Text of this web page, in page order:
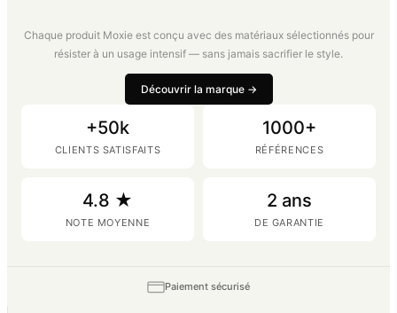
Chaque produit Moxie est conçu avec des matériaux sélectionnés pour
résister à un usage intensif — sans jamais sacrifier le style.
Découvrir la marque →
+50k
CLIENTS SATISFAITS
1000+
RÉFÉRENCES
4.8 ★
NOTE MOYENNE
2 ans
DE GARANTIE
Paiement sécurisé